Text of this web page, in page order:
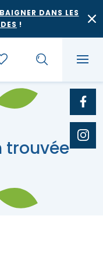
BAIGNER DANS LES
!
régionales
trouvée